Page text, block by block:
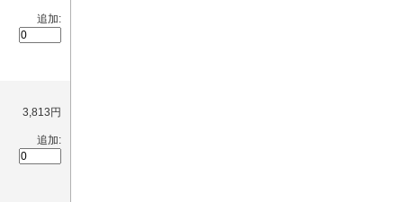
追加:
3,813円
追加: